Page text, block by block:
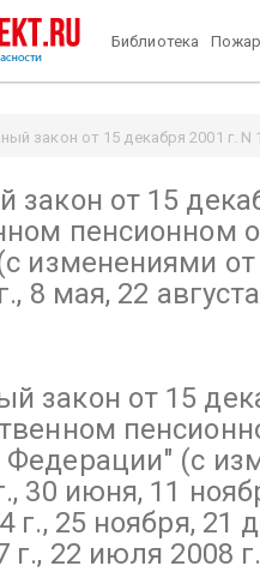
Библиотека
закон от 15 декабря 2001 г. N
2002 г., 30 июня, 11 ноября
закон от 15
пенсионном
изменениями
8 мая, 22
закон от 15
Федерации" (с
30 июня, 11
г., 25 ноября, 21
г., 22 июля 2008